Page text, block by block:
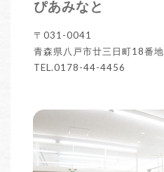
ぴあみなと
〒031-0041
青森県八戸市廿三日町18番地
TEL.0178-44-4456